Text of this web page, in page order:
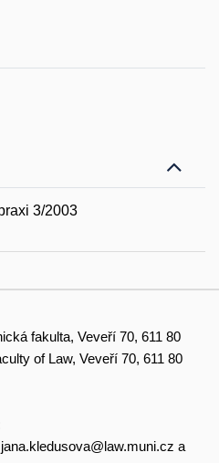
3/2003
fakulta, Veveří 70, 611 80
of Law, Veveří 70, 611 80
jana.kledusova@law.muni.cz a